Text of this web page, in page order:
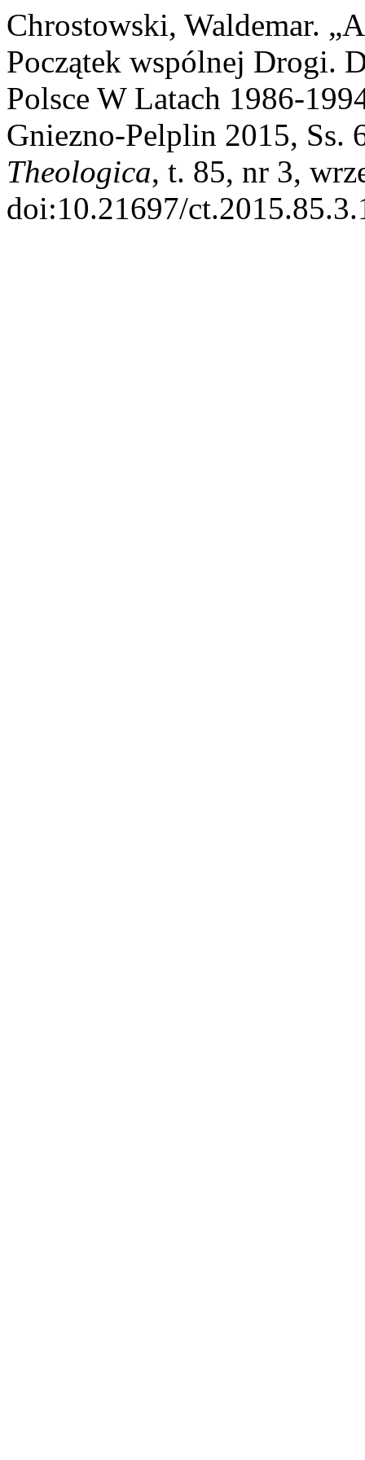
Chrostowski, Waldemar.
Początek wspólnej Drogi.
Polsce W Latach 1986-
Gniezno-Pelplin 2015, Ss.
Theologica, t. 85, nr 3,
doi:10.21697/